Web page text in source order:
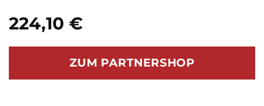
224,10 €
ZUM PARTNERSHOP